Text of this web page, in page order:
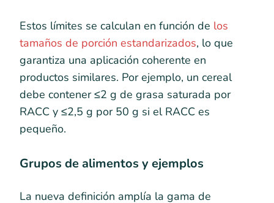
Estos límites se calculan en función de los
tamaños de porción estandarizados, lo que
garantiza una aplicación coherente en
productos similares. Por ejemplo, un cereal
debe contener ≤2 g de grasa saturada por
RACC y ≤2,5 g por 50 g si el RACC es
pequeño.
Grupos de alimentos y ejemplos
La nueva definición amplía la gama de